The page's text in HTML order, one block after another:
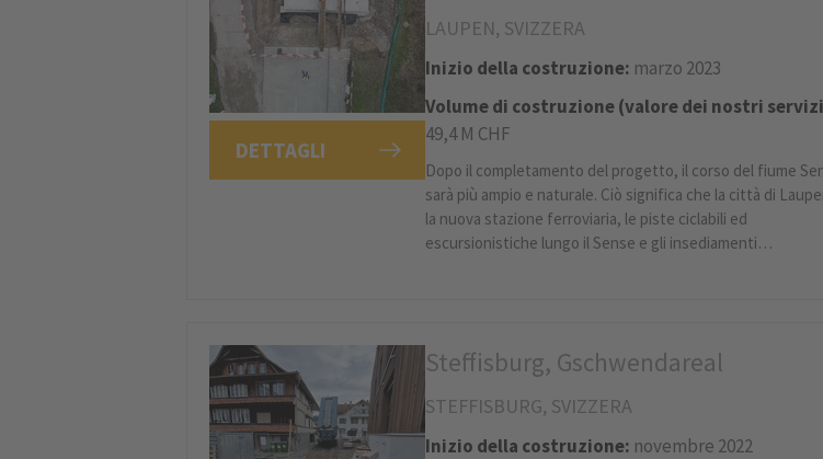
DETTAGLI
LAUPEN, SVIZZERA
Inizio della costruzione: marzo 2023
Volume di costruzione (valore dei nostri
49,4 M CHF
Dopo il completamento del progetto, il corso del fiume
sarà più ampio e naturale. Ciò significa che la città di
la nuova stazione ferroviaria, le piste ciclabili ed
escursionistiche lungo il Sense e gli insediamenti…
Steffisburg, Gschwendareal
STEFFISBURG, SVIZZERA
Inizio della costruzione: novembre 2022